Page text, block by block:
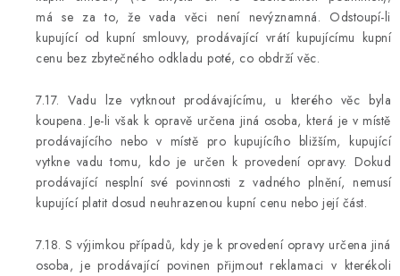
má se za to, že vada věci není nevýznamná. Odstoupí-li
kupující od kupní smlouvy, prodávající vrátí kupujícímu kupní
cenu bez zbytečného odkladu poté, co obdrží věc.
7.17. Vadu lze vytknout prodávajícímu, u kterého věc byla
koupena. Je-li však k opravě určena jiná osoba, která je v místě
prodávajícího nebo v místě pro kupujícího bližším, kupující
vytkne vadu tomu, kdo je určen k provedení opravy. Dokud
prodávající nesplní své povinnosti z vadného plnění, nemusí
kupující platit dosud neuhrazenou kupní cenu nebo její část.
7.18. S výjimkou případů, kdy je k provedení opravy určena jiná
osoba, je prodávající povinen přijmout reklamaci v kterékoli